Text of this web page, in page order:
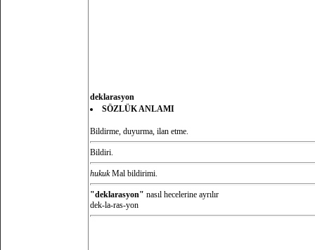
deklarasyon
SÖZLÜK ANLAMI
Bildirme, duyurma, ilan etme.
Bildiri.
hukukMal bildirimi.
"deklarasyon" nasıl hecelerine ayrılır
dek-la-ras-yon